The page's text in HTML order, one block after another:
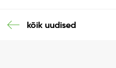
kõik uudised